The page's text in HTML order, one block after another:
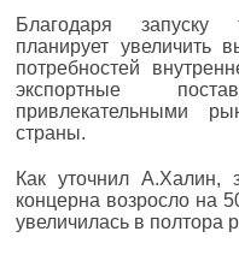
Благодаря запуску
планирует увеличить
потребностей
экспортные
привлекательными
страны.
Как уточнил А.Халин,
концерна возросло на
увеличилась в полтора